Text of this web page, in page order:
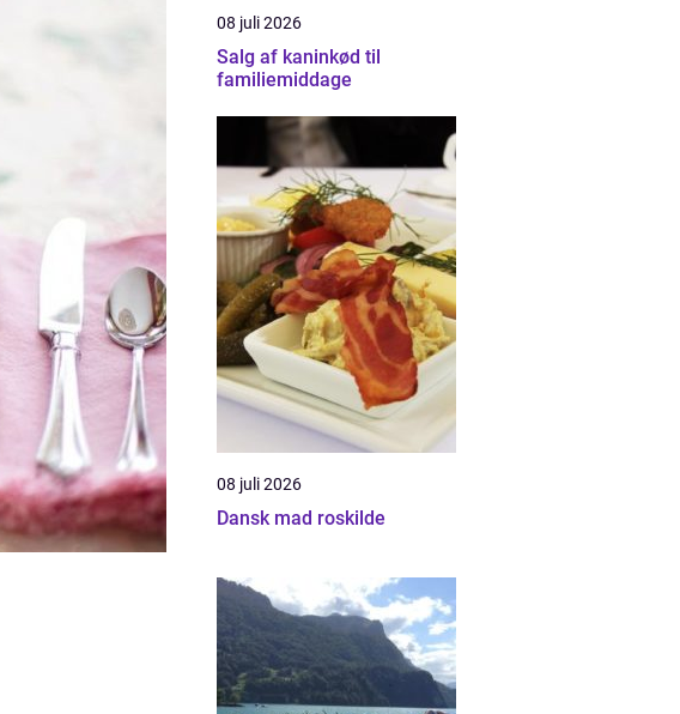
08 juli 2026
Salg af kaninkød til
familiemiddage
08 juli 2026
Dansk mad roskilde